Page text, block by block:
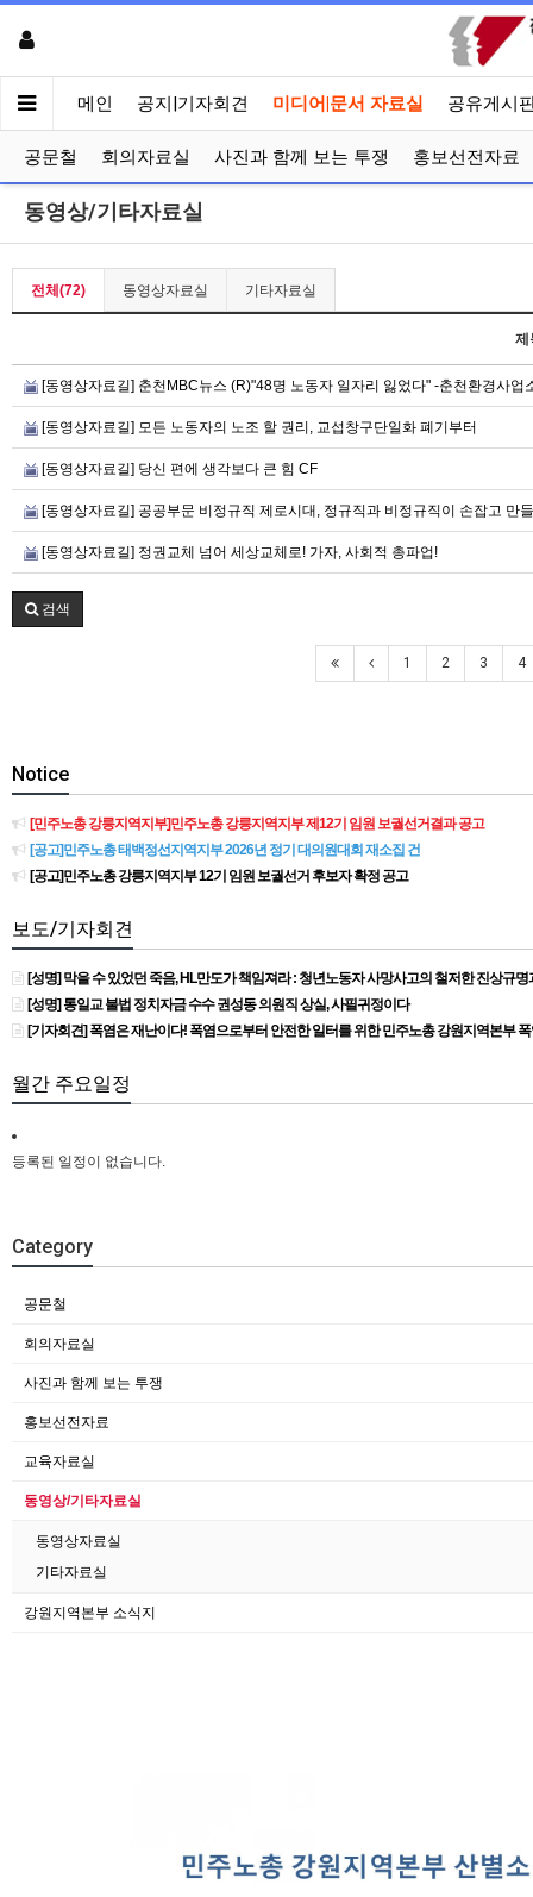
메인 공지|기자회견 미디어|문서 자료실 공유게시
공문철 회의자료실 사진과 함께 보는 투쟁 홍보선전자료
동영상/기타자료실
전체(72) 동영상자료실 기타자료실
제
[동영상자료길] 춘천MBC뉴스 (R)"48명 노동자 일자리 잃었다" -춘천환경사
[동영상자료길] 모든 노동자의 노조 할 권리, 교섭창구단일화 폐기부터
[동영상자료길] 당신 편에 생각보다 큰 힘 CF
[동영상자료길] 공공부문 비정규직 제로시대, 정규직과 비정규직이 손잡고 만
[동영상자료길] 정권교체 넘어 세상교체로! 가자, 사회적 총파업!
검색
1 2 3 4
Notice
[민주노총 강릉지역지부]민주노총 강릉지역지부 제12기 임원 보궐선거결과 공고
[공고]민주노총 태백정선지역지부 2026년 정기 대의원대회 재소집 건
[공고]민주노총 강릉지역지부 12기 임원 보궐선거 후보자 확정 공고
보도/기자회견
[성명] 막을 수 있었던 죽음, HL만도가 책임져라 : 청년노동자 사망사고의 철저한 진상규
[성명] 통일교 불법 정치자금 수수 권성동 의원직 상실, 사필귀정이다
[기자회견] 폭염은 재난이다! 폭염으로부터 안전한 일터를 위한 민주노총 강원지역본부
월간 주요일정
등록된 일정이 없습니다.
Category
공문철
회의자료실
사진과 함께 보는 투쟁
홍보선전자료
교육자료실
동영상/기타자료실
동영상자료실
기타자료실
강원지역본부 소식지